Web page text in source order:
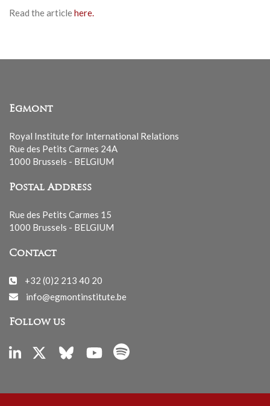
Read the articlehere.
Egmont
Royal Institute for International Relations
Rue des Petits Carmes 24A
1000 Brussels - BELGIUM
Postal Address
Rue des Petits Carmes 15
1000 Brussels - BELGIUM
Contact
+32 (0)2 213 40 20
info@egmontinstitute.be
Follow us